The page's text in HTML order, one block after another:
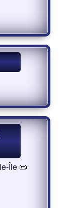
Île 📜